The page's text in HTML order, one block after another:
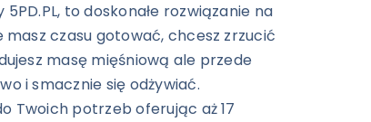
to doskonałe rozwiązanie na
masz czasu gotować, chcesz zrzucić
masę mięśniową ale przede
i smacznie się odżywiać.
Twoich potrzeb oferując aż 17